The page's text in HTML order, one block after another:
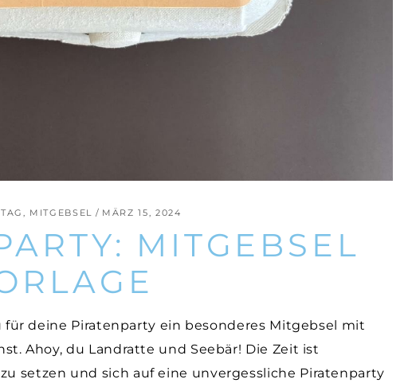
, MITGEBSEL MÄRZ 15, 2024
MITGEBSEL
für deine Piratenparty ein besonderes Mitgebsel mit
Ahoy, du Landratte und Seebär! Die Zeit ist
setzen und sich auf eine unvergessliche Piratenparty